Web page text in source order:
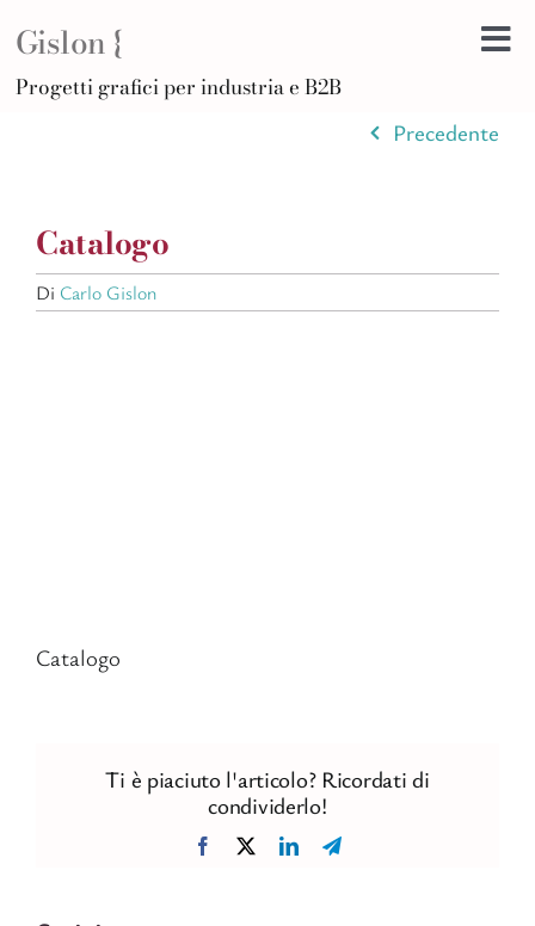
Gislon {
Progetti grafici per industria e B2B
Precedente
Catalogo
Di Carlo Gislon
Catalogo
Ti è piaciuto l'articolo? Ricordati di
condividerlo!
Facebook LinkedInTelegram